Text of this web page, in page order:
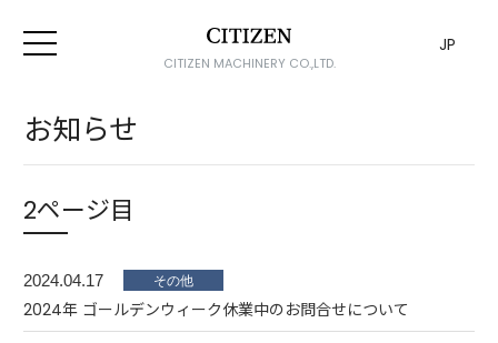
CITIZEN MACHINERY CO.,LTD.
JP
お知らせ
2ページ目
2024.04.17
2024年 ゴールデンウィーク休業中のお問合せについて